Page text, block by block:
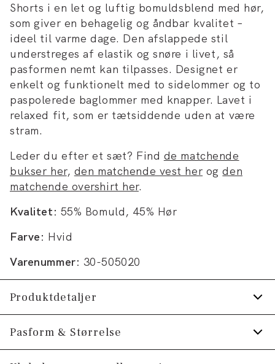
Shorts i en let og luftig bomuldsblend med hør,
som giver en behagelig og åndbar kvalitet –
ideel til varme dage. Den afslappede stil
understreges af elastik og snøre i livet, så
pasformen nemt kan tilpasses. Designet er
enkelt og funktionelt med to sidelommer og to
paspolerede baglommer med knapper. Lavet i
relaxed fit, som er tætsiddende uden at være
stram.
Leder du efter et sæt? Find de matchende
bukser her, den matchende vest her ogden
matchende overshirt her.
Kvalitet: 55% Bomuld, 45% Hør
Farve: Hvid
Varenummer: 30-505020
Produktdetaljer
Der er elastik og snøre i livet.
Shortsene har gylp med lynlås.
Pasform & Størrelse